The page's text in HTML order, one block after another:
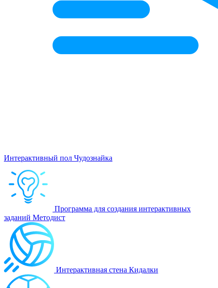
Интерактивный пол Чудознайка
Программа для создания интерактивных
заданий Методист
Интерактивная стена Кидалки